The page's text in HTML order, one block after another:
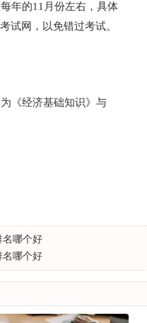
年的11月份左右，具体
试网，以免错过考试。
《经济基础知识》与
名哪个好
名哪个好